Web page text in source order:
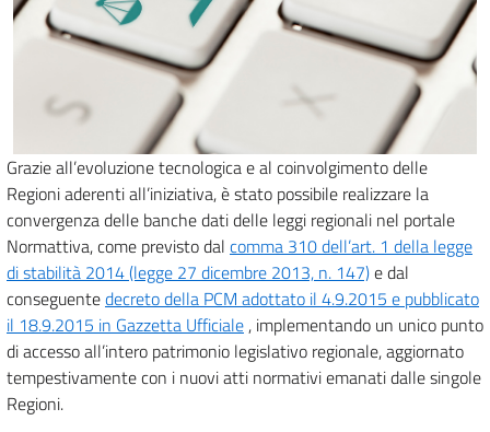
Grazie all’evoluzione tecnologica e al coinvolgimento delle
Regioni aderenti all’iniziativa, è stato possibile realizzare la
convergenza delle banche dati delle leggi regionali nel portale
Normattiva, come previsto dal comma 310 dell’art. 1 della legge
di stabilità 2014 (legge 27 dicembre 2013, n. 147)e dal
conseguentedecreto della PCM adottato il 4.9.2015 e pubblicato
il 18.9.2015 in Gazzetta Ufficiale , implementando un unico punto
di accesso all’intero patrimonio legislativo regionale, aggiornato
tempestivamente con i nuovi atti normativi emanati dalle singole
Regioni.